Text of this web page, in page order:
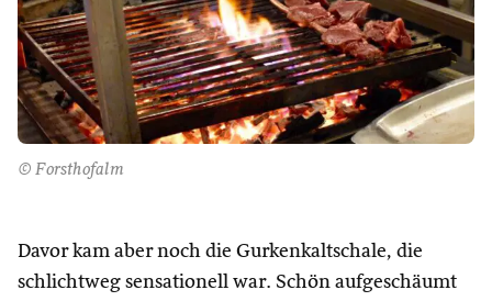
© Forsthofalm
Davor kam aber noch die Gurkenkaltschale, die
schlichtweg sensationell war. Schön aufgeschäumt